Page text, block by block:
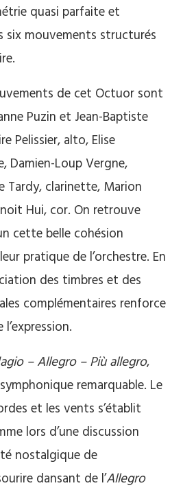
quasi parfaite et
six mouvements structurés
de cet Octuor sont
Puzin et Jean-Baptiste
Pelissier, alto, Elise
Damien-Loup Vergne,
Tardy, clarinette, Marion
Hui, cor. On retrouve
cette belle cohésion
pratique de l’orchestre. En
des timbres et des
complémentaires renforce
– Allegro – Più allegro,
remarquable. Le
et les vents s’établit
lors d’une discussion
nostalgique de
dansant de l’Allegro